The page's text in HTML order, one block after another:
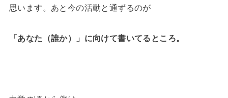
思います。あと今の活動と通ずるのが
「あなた（誰か）」に向けて書いてるところ。